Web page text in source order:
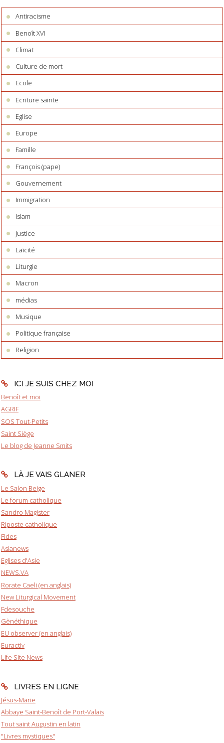
Antiracisme
Benoît XVI
Climat
Culture de mort
Ecole
Ecriture sainte
Eglise
Europe
Famille
François (pape)
Gouvernement
Immigration
Islam
Justice
Laïcité
Liturgie
Macron
médias
Musique
Politique française
Religion
ICI JE SUIS CHEZ MOI
Benoît et moi
AGRIF
SOS Tout-Petits
Saint Siège
Le blog de Jeanne Smits
LÀ JE VAIS GLANER
Le Salon Beige
Le forum catholique
Sandro Magister
Riposte catholique
Fides
Asianews
Eglises d'Asie
NEWS.VA
Rorate Caeli (en anglais)
New Liturgical Movement
Fdesouche
Gènéthique
EU observer (en anglais)
Euractiv
Life Site News
LIVRES EN LIGNE
Jésus-Marie
Abbaye Saint-Benoît de Port-Valais
Tout saint Augustin en latin
"Livres mystiques"